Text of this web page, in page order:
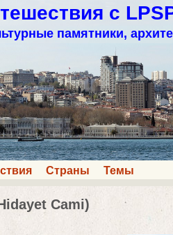
с
памятники,
Страны Темы
Cami)